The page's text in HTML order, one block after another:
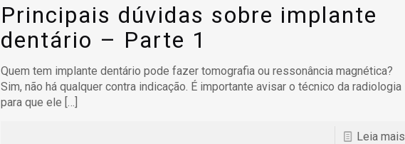
Principais dúvidas sobre implante
dentário – Parte 1
Quem tem implante dentário pode fazer tomografia ou ressonância magnética?
Sim, não há qualquer contra indicação. É importante avisar o técnico da radiologia
para que ele […]
Leia mais